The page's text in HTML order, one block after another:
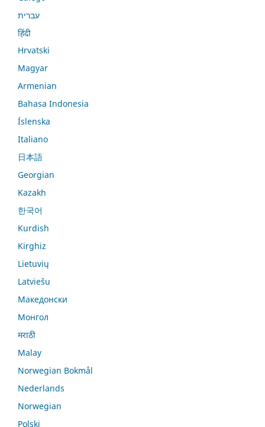
עברית
हिंदी
Hrvatski
Magyar
Armenian
Bahasa Indonesia
Íslenska
Italiano
日本語
Georgian
Kazakh
한국어
Kurdish
Kirghiz
Lietuvių
Latviešu
Македонски
Монгол
मराठी
Malay
Norwegian Bokmål
Nederlands
Norwegian
Polski